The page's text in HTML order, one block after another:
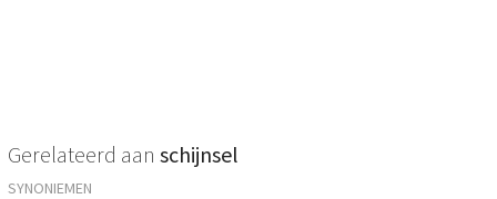
Gerelateerd aan schijnsel
SYNONIEMEN